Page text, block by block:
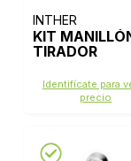
INTHER
KIT
TIRADOR
300X40
Identifícate para
precio